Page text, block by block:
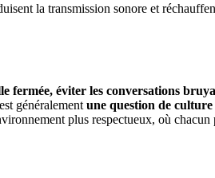
la transmission sonore et
fermée, éviter les conversations
généralement une question de culture
plus respectueux, où